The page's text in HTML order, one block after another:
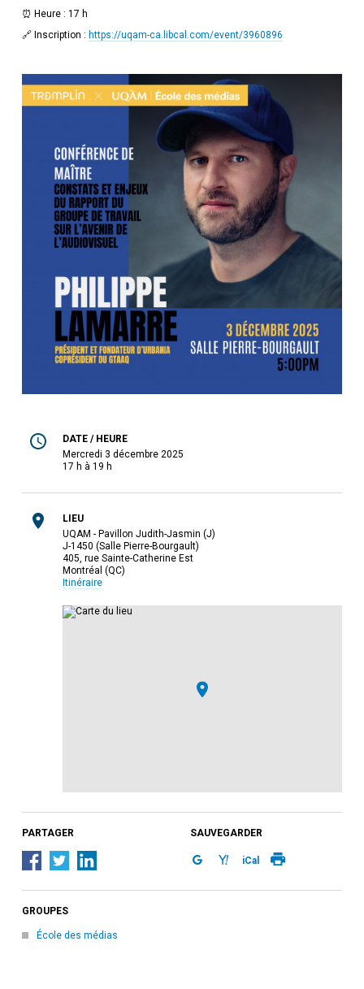
⏰ Heure : 17 h
🔗 Inscription : https://uqam-ca.libcal.com/event/3960896
DATE / HEURE
mercredi 3 décembre 2025
17 h à 19 h
LIEU
UQAM - Pavillon Judith-Jasmin (J)
J-1450 (Salle Pierre-Bourgault)
405, rue Sainte-Catherine Est
Montréal (QC)
Itinéraire
PARTAGER SAUVEGARDER
iCal
GROUPES
École des médias